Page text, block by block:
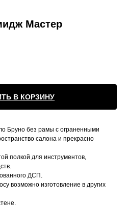
Мастер
В КОРЗИНУ
Бруно без рамы с ограненными
салона и прекрасно
полкой для инструментов,
ДСП.
возможно изготовление в других